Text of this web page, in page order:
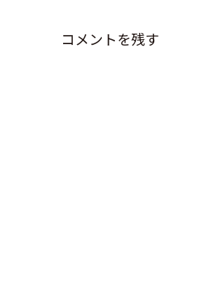
コメントを残す